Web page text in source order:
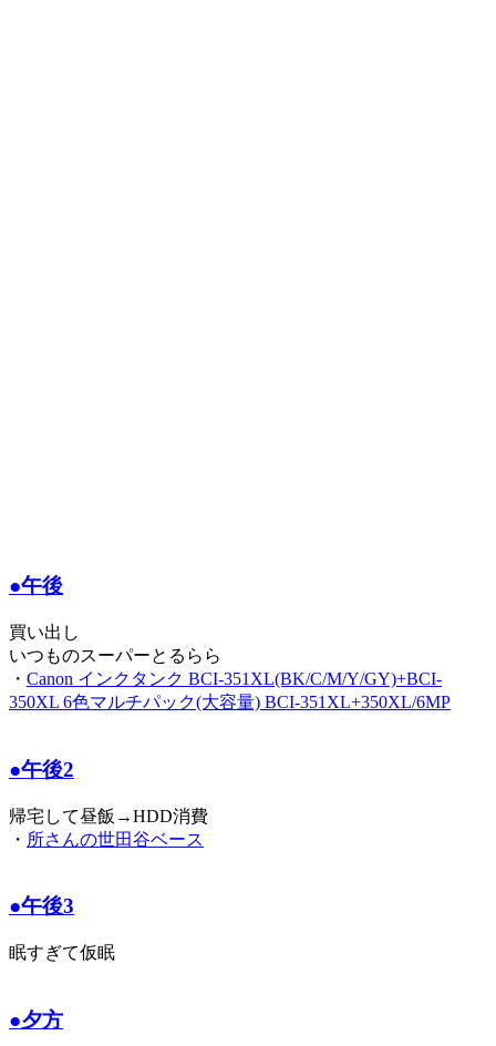
●午後
買い出し
いつものスーパーとるらら
・ Canon インクタンク BCI-351XL(BK/C/M/Y/GY)+BCI-
350XL 6色マルチパック(大容量) BCI-351XL+350XL/6MP
●午後2
帰宅して昼飯→HDD消費
・ 所さんの世田谷ベース
●午後3
眠すぎて仮眠
●夕方